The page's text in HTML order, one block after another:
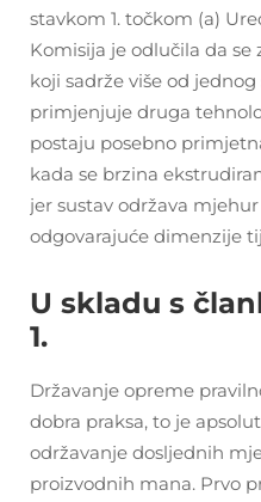
stavkom 1. točkom (a)
Komisija je odlučila da
koji sadrže više od
primjenjuje druga
postaju posebno
kada se brzina
jer sustav održava
odgovarajuće dimenzije
U skladu s
1.
Državanje opreme
dobra praksa, to je
održavanje dosljednih
proizvodnih mana. Prvo